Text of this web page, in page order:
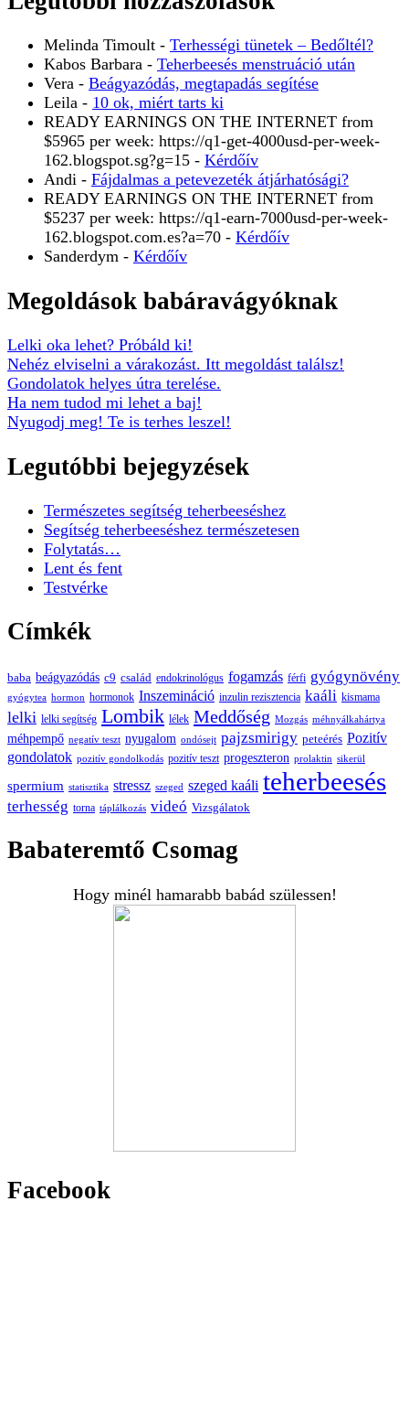
Melinda Timoult - Terhességi tünetek – Bedőltél?
Kabos Barbara - Teherbeesés menstruáció után
Vera - Beágyazódás, megtapadás segítése
Leila - 10 ok, miért tarts ki
READY EARNINGS ON THE INTERNET from
$5965 per week: https://q1-get-4000usd-per-week-
162.blogspot.sg?g=15 - Kérdőív
Andi - Fájdalmas a petevezeték átjárhatósági?
READY EARNINGS ON THE INTERNET from
$5237 per week: https://q1-earn-7000usd-per-week-
162.blogspot.com.es?a=70 - Kérdőív
Sanderdym - Kérdőív
Megoldások babáravágyóknak
Lelki oka lehet? Próbáld ki!
Nehéz elviselni a várakozást. Itt megoldást találsz!
Gondolatok helyes útra terelése.
Ha nem tudod mi lehet a baj!
Nyugodj meg! Te is terhes leszel!
Legutóbbi bejegyzések
Természetes segítség teherbeeséshez
Segítség teherbeeséshez természetesen
Folytatás…
Lent és fent
Testvérke
Címkék
baba beágyazódás c9 család endokrinológus fogamzás férfi gyógynövény
gyógytea hormon hormonok Inszemináció inzulin rezisztencia kaáli kismama
lelki lelki segítség Lombik lélek Meddőség Mozgás méhnyálkahártya
méhpempő negatív teszt nyugalom ondósejt pajzsmirigy peteérés Pozitív
gondolatok pozitív gondolkodás pozitív teszt progeszteron prolaktin sikerül
spermium statisztika stressz szeged szeged kaáli teherbeesés
terhesség torna táplálkozás videó Vizsgálatok
Babateremtő Csomag
Hogy minél hamarabb babád szülessen!
Facebook